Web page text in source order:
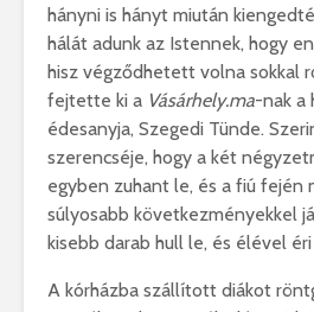
hányni is hányt miután
hálát adunk az Istennek, hogy
hisz végződhetett volna sokkal
fejtette ki a Vásárhely.ma-nak a
édesanyja, Szegedi Tünde.
szerencséje, hogy a két
egyben zuhant le, és a fiú fején
súlyosabb következményekkel
kisebb darab hull le, és élével
A kórházba szállított diákot